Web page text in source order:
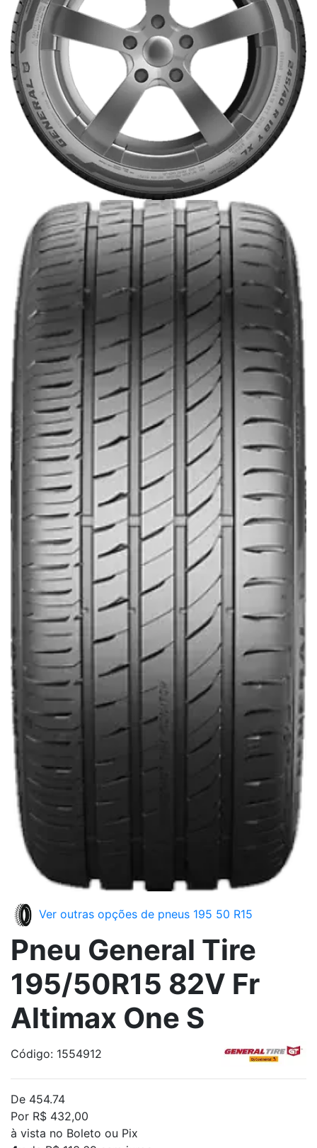
Ver outras opções de pneus 195 50 R15
Pneu General Tire
195/50R15 82V Fr
Altimax One S
Código: 1554912
De 454.74
Por R$ 432,00
à vista no Boleto ou Pix